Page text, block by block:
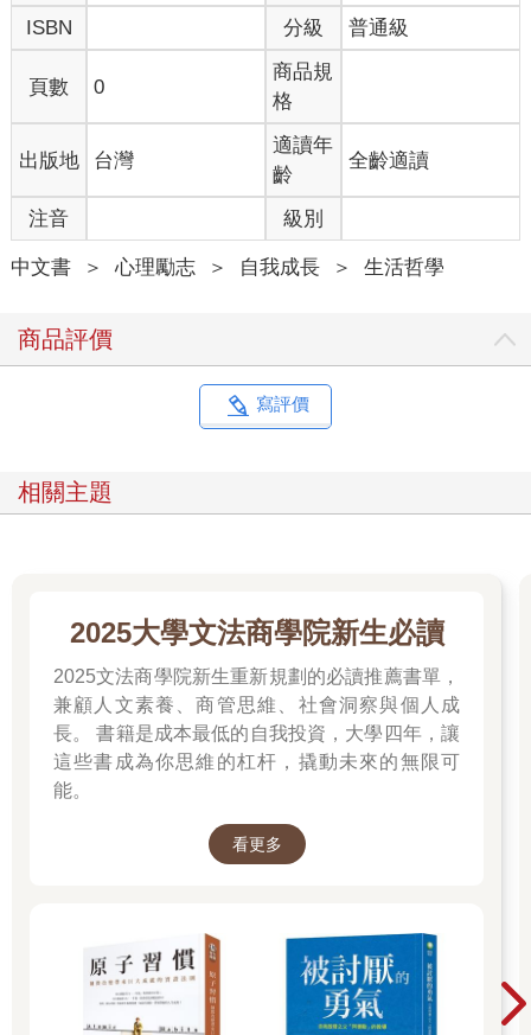
ISBN
分級 普通級
頁數 0
商品規
格
出版地 台灣
適讀年
齡
全齡適讀
注音 級別
中文書 ＞ 心理勵志 ＞ 自我成長 ＞ 生活哲學
商品評價
寫評價
相關主題
2025大學文法商學院新生必讀
2025文法商學院新生重新規劃的必讀推薦書單，
兼顧人文素養、商管思維、社會洞察與個人成
長。 書籍是成本最低的自我投資，大學四年，讓
這些書成為你思維的杠杆，撬動未來的無限可
能。
看更多